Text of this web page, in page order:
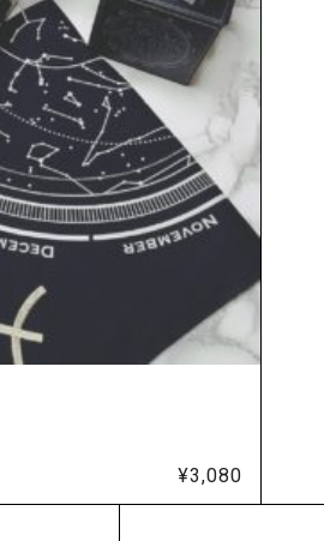
¥3,080